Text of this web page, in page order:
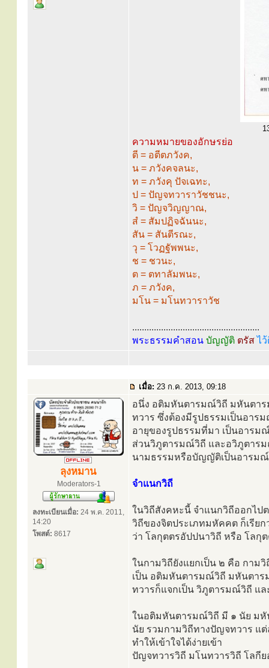
ความหมายของอักษรย่อ
ตี = อตีตภวังค,
น = ภวังคจลนะ,
ท = ภวังคุ ปัจเฉทะ,
ป = ปัญจทวาราวัชชนะ,
วิ = ปัญจวิญญาณ,
สํ = สัมปฏิจฉันนะ,
สัน = สันตีรณะ,
วุ = โวฏฐัพพนะ,
ช = ชวนะ,
ต = ตทาลัมพนะ,
ภ = ภวังค,
มโน = มโนทวาราวัช
.....................................................
พระธรรมคำสอน บัญญัติ ตรัสไ
เมื่อ: 23 ก.ค. 2013, 09:18
ลุงหมาน
Moderators-1
ลงทะเบียนเมื่อ: 24 พ.ค. 2011,
14:20
โพสต์: 8617
อนึ่ง อติมหันตารมณ์วิถี มหันตา
ทวาร ซึ่งต้องมีรูปธรรมเป็นอาร
อายุของรูปธรรมที่มา เป็นอารม
ส่วนวิภูตารมณ์วิถี และอวิภูตาร
นามธรรมหรือบัญญัติเป็นอารมณ์
จำแนกวิถี
ในวิถีสังคหะนี้ จำแนกวิถีออกไป
วิถีของจิตประเภทมหัคคต ก็เรีย
ว่า โลกุตตรอัปปนาวิถี หรือ โลกุ
ในกามวิถียังแยกเป็น ๒ คือ กาม
เป็น อติมหันตารมณ์วิถี มหันตา
ทวารก็แจกเป็น วิภูตารมณ์วิถี แ
ในอติมหันตารมณ์วิถี มี ๑ นัย ม
นัย รวมกามวิถีทางปัญจทวาร แ
ทำให้เข้าใจได้ง่ายเข้า
ปัญจทวารวิถี มโนทวารวิถี โลกี